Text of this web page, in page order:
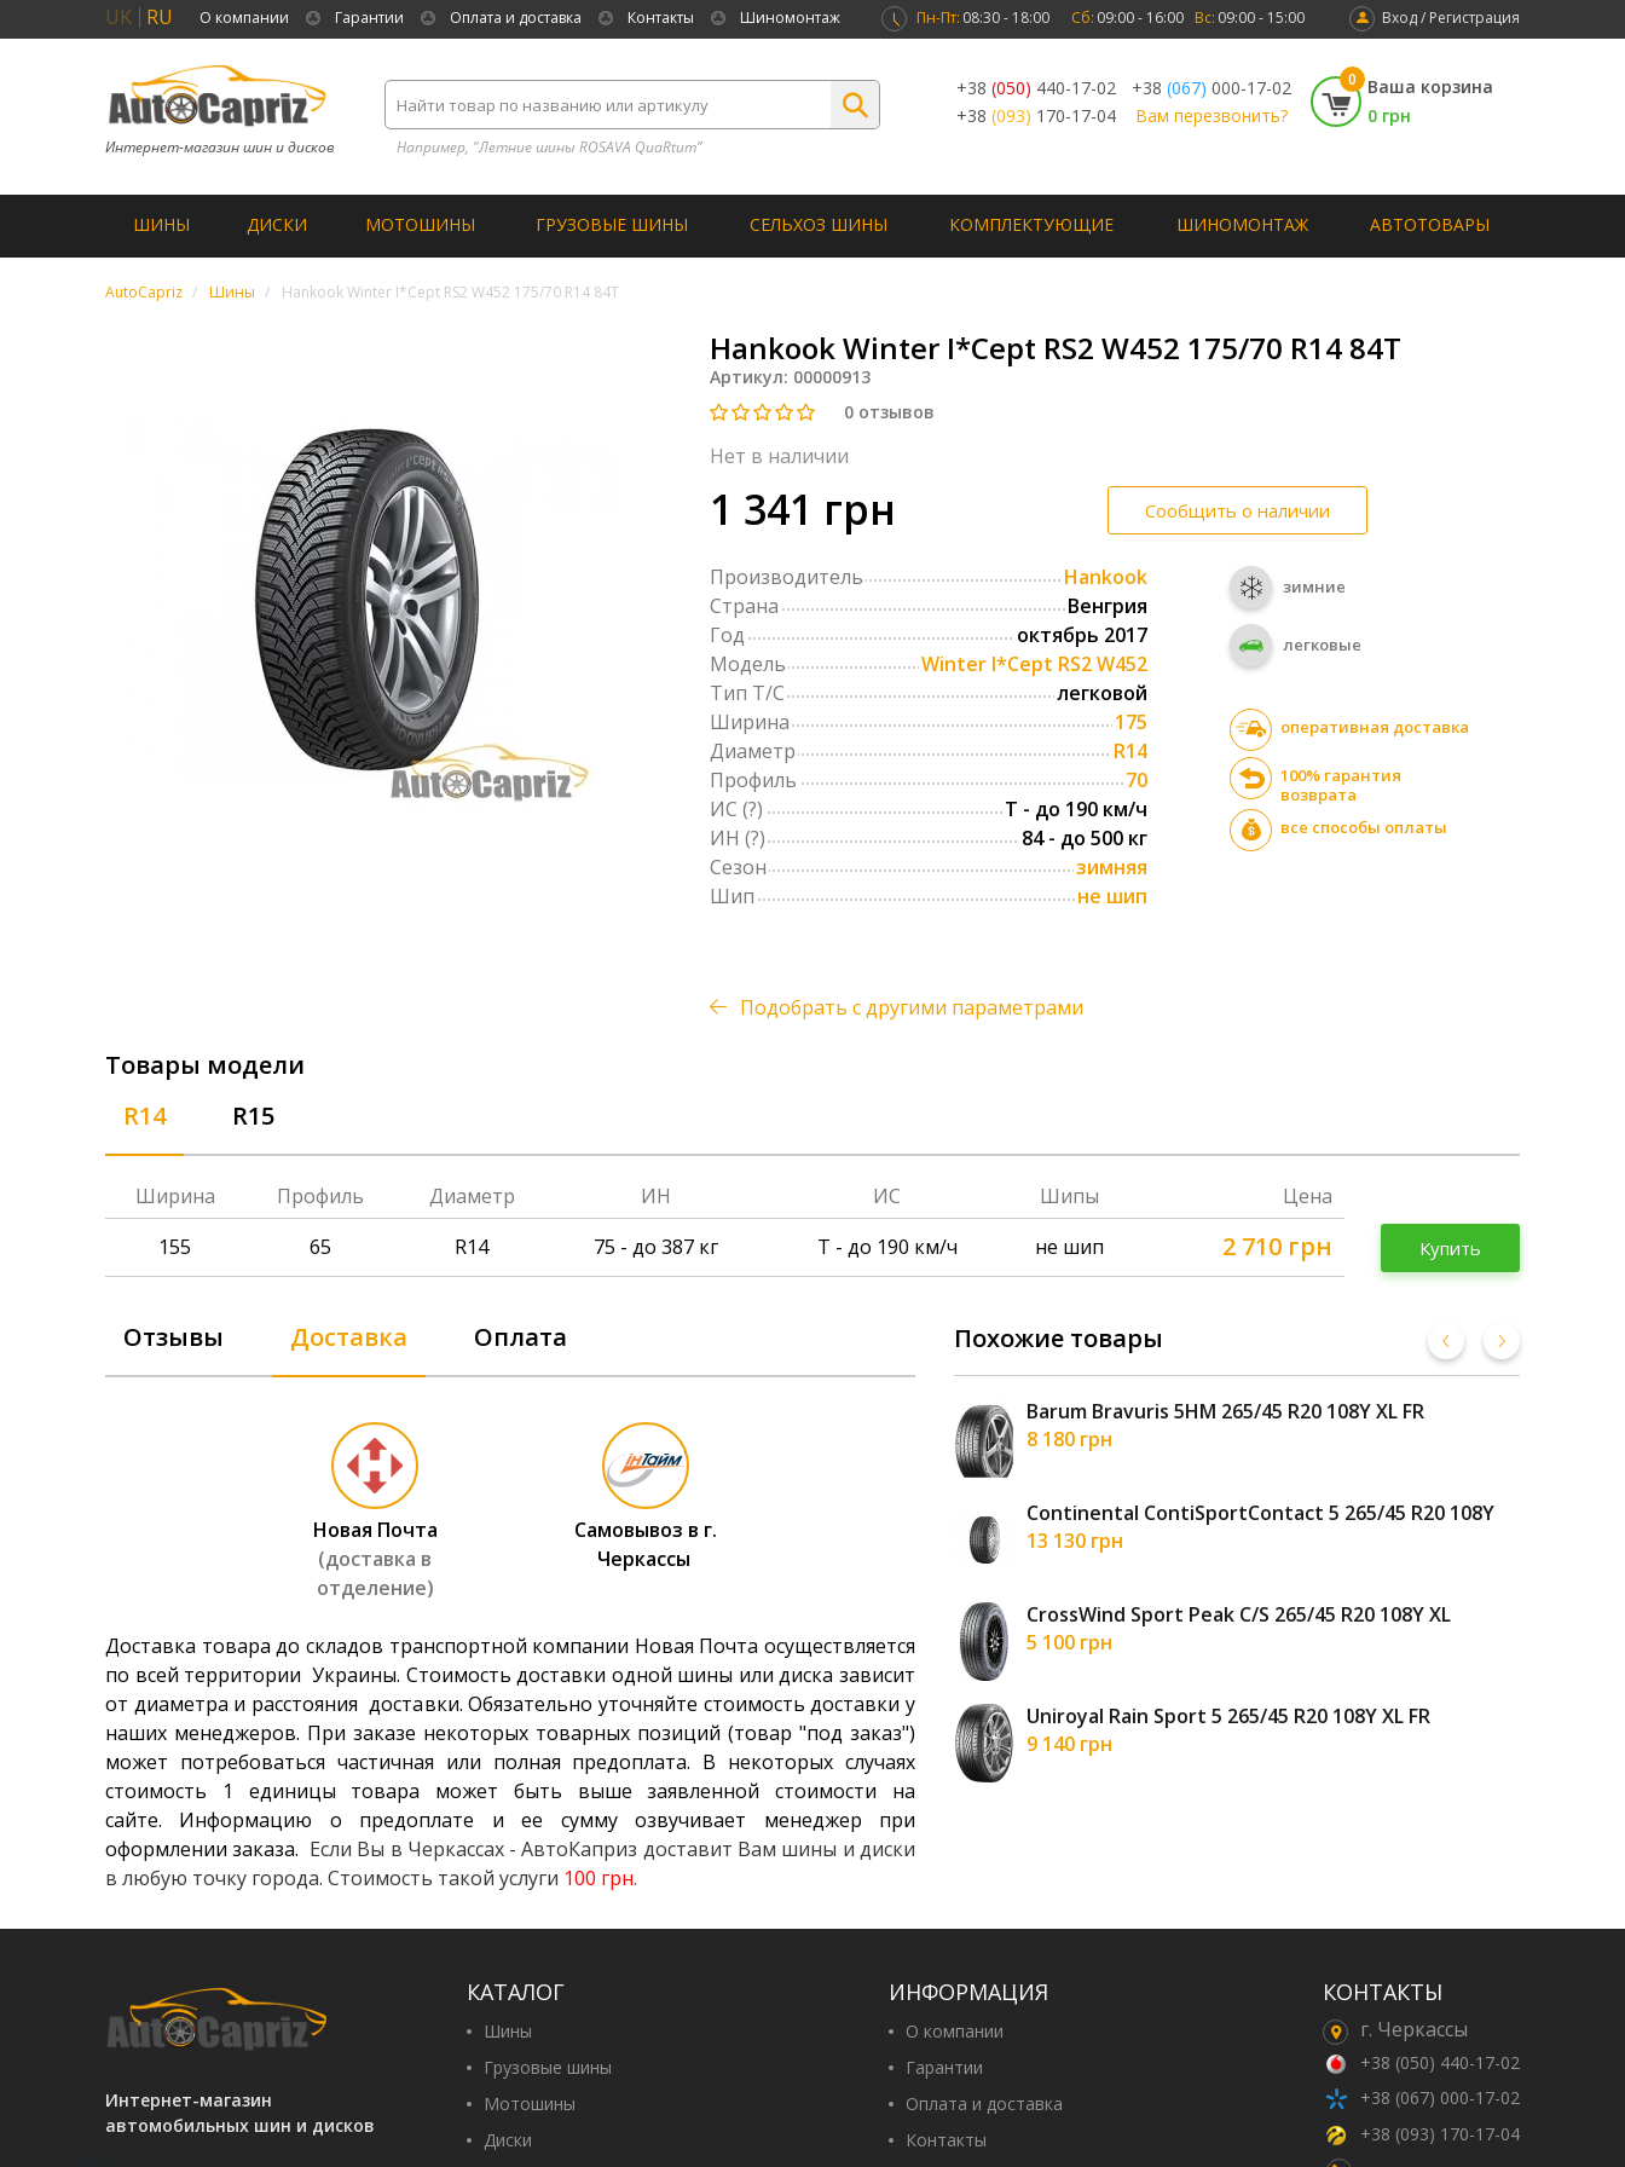
UK RU О компании Гарантии Оплата и доставка Контакты Шиномонтаж Вход / Регистрация
Пн-Пт: 08:30 - 18:00 Сб: 09:00 - 16:00 Вс: 09:00 - 15:00
Интернет-магазин шин и дисков Например, "Летние шины ROSAVA QuaRtum”
+38 (050) 440-17-02 +38 (067) 000-17-02
+38 (093) 170-17-04 Вам перезвонить?
0
Ваша корзина
0 грн
ШИНЫ ДИСКИ МОТОШИНЫ ГРУЗОВЫЕ ШИНЫ СЕЛЬХОЗ ШИНЫ КОМПЛЕКТУЮЩИЕ ШИНОМОНТАЖ АВТОТОВАРЫ
AutoCapriz Шины Hankook Winter I*Cept RS2 W452 175/70 R14 84T
Hankook Winter I*Cept RS2 W452 175/70 R14 84T
Артикул: 00000913
0 отзывов
Нет в наличии
1 341 грн Сообщить о наличии
Производитель
Hankook
Страна
Венгрия
Год
октябрь 2017
Модель
Winter I*Cept RS2 W452
Тип Т/С
легковой
Ширина
175
Диаметр
R14
Профиль
70
ИС (?)
T - до 190 км/ч
ИН (?)
84 - до 500 кг
Сезон
зимняя
Шип
не шип
зимние
легковые
оперативная доставка
100% гарантия
возврата
все способы оплаты
Подобрать с другими параметрами
Товары модели
R14
R15
Ширина Профиль Диаметр ИН ИС Шипы
Цена
155
65 R14 75 - до 387 кг T - до 190 км/ч не шип 2 710 грн Купить
Отзывы Доставка Оплата
Новая Почта
(доставка в
отделение)
Самовывоз в г.
Черкассы
Доставка товара до складов транспортной компании Новая Почта осуществляется
по всей территории Украины. Стоимость доставки одной шины или диска зависит
от диаметра и расстояния доставки. Обязательно уточняйте стоимость доставки у
наших менеджеров. При заказе некоторых товарных позиций (товар "под заказ")
может потребоваться частичная или полная предоплата. В некоторых случаях
стоимость 1 единицы товара может быть выше заявленной стоимости на
сайте. Информацию о предоплате и ее сумму озвучивает менеджер при
оформлении заказа. Если Вы в Черкассах - АвтоКаприз доставит Вам шины и диски
в любую точку города. Стоимость такой услуги 100 грн.
Похожие товары
Kumho Crugen HP71 265/45 R20 108W XL
10 790 грн
Vredestein Ultrac Pro 265/45 R20 108Y XL FR
9 980 грн
Barum Bravuris 5HM 265/45 R20 108Y XL FR
8 180 грн
Continental ContiSportContact 5 265/45 R20 108Y
13 130 грн
CrossWind Sport Peak C/S 265/45 R20 108Y XL
5 100 грн
Uniroyal Rain Sport 5 265/45 R20 108Y XL FR
9 140 грн
Интернет-магазин
автомобильных шин и дисков
КАТАЛОГ
Шины
Грузовые шины
Мотошины
Диски
ИНФОРМАЦИЯ
О компании
Гарантии
Оплата и доставка
Контакты
КОНТАКТЫ
г. Черкассы
+38 (050) 440-17-02
+38 (067) 000-17-02
+38 (093) 170-17-04